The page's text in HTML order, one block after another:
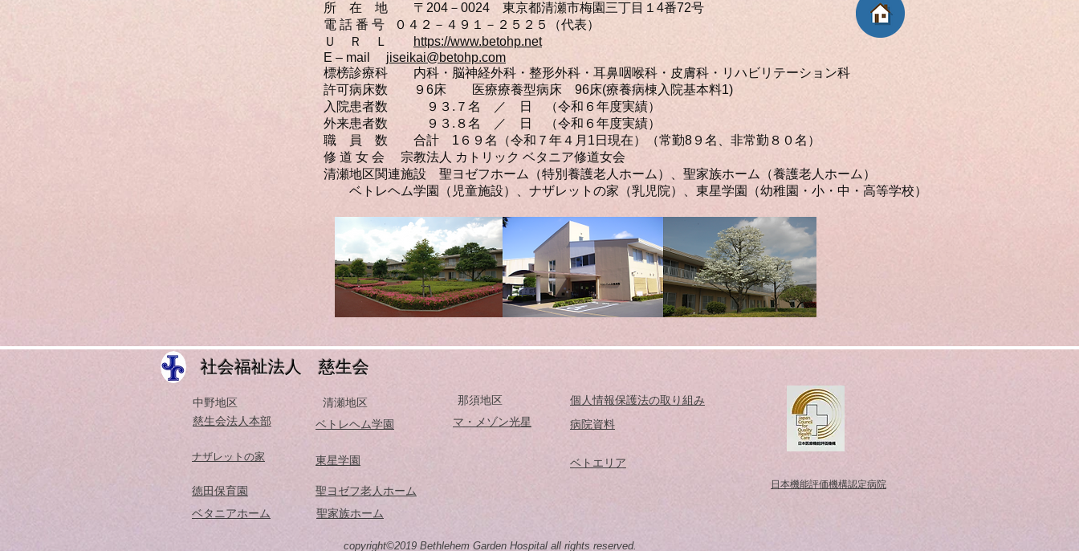
所 在 地 〒204－0024 東京都清瀬市梅園三丁目１4番72号
電 話 番 号 ０４２－４９１－２５２５（代表）
Ｕ Ｒ Ｌ
https://www.betohp.net
E – mail jiseikai@betohp.com
標榜診療科 内科・脳神経外科・整形外科・耳鼻咽喉科・皮膚科・リハビリテーション科
許可病床数 ９6床 医療療養型病床 96床(療養病棟入院基本料1)
入院患者数 ９３.７名 ／ 日 （令和６年度実績）
外来患者数 ９３.８名 ／ 日 （令和６年度実績）
職 員 数 合計 1６９名（令和７年４月1日現在）（常勤8９名、非常勤８０名）
修 道 女 会 宗教法人 カトリック ベタニア修道女会
清瀬地区関連施設 聖ヨゼフホーム（特別養護老人ホーム）、聖家族ホーム（養護老人ホーム）
​ ベトレヘム学園（児童施設）、ナザレットの家（乳児院）、東星学園（幼稚園・小・中・高等学校）
​社会福祉法人 慈生会​
中野地区
​慈生会法人本部
​ナザレットの家
​徳田保育園
ベタニアホーム
清瀬地区
ベトレヘム学園
東星学園
​聖ヨゼフ老人ホーム
那須地区
個人情報保護法の取り組み
マ・メゾン光星
​病院資料
ベトエリア
​日本機能評価機構認定病院
聖家族ホーム
copyright©2019 Bethlehem Garden Hospital all rights reserved.